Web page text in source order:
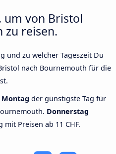
um von Bristol
zu reisen.
und zu welcher Tageszeit Du
nach Bournemouth für die
Montag der günstigste Tag für
Donnerstag
Preisen ab 11 CHF.